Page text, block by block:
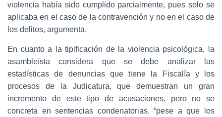
violencia había sido cumplido parcialmente, pues solo se
aplicaba en el caso de la contravención y no en el caso de
los delitos, argumenta.
En cuanto a la tipificación de la violencia psicológica, la
asambleísta considera que se debe analizar las
estadísticas de denuncias que tiene la Fiscalía y los
procesos de la Judicatura, que demuestran un gran
incremento de este tipo de acusaciones, pero no se
concreta en sentencias condenatorias, “pese a que los